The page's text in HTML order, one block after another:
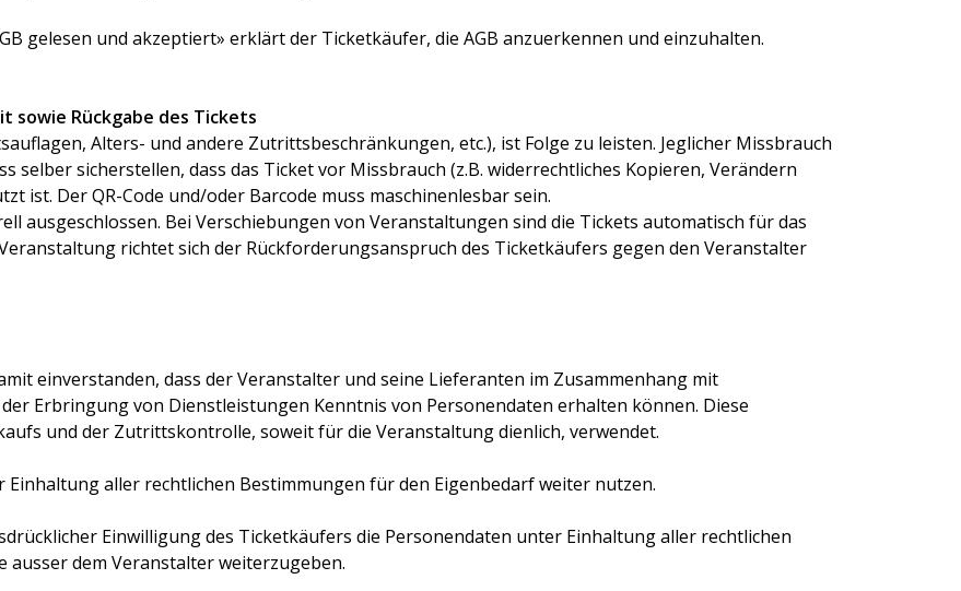
gelesen und akzeptiert» erklärt der Ticketkäufer, die AGB anzuerkennen und einzuhalten.
Rückgabe des Tickets
Alters- und andere Zutrittsbeschränkungen, etc.), ist Folge zu leisten. Jeglicher Missbrauch
selber sicherstellen, dass das Ticket vor Missbrauch (z.B. widerrechtliches Kopieren, Verändern
ist. Der QR-Code und/oder Barcode muss maschinenlesbar sein.
ausgeschlossen. Bei Verschiebungen von Veranstaltungen sind die Tickets automatisch für das
richtet sich der Rückforderungsanspruch des Ticketkäufers gegen den Veranstalter
einverstanden, dass der Veranstalter und seine Lieferanten im Zusammenhang mit
Erbringung von Dienstleistungen Kenntnis von Personendaten erhalten können. Diese
und der Zutrittskontrolle, soweit für die Veranstaltung dienlich, verwendet.
aller rechtlichen Bestimmungen für den Eigenbedarf weiter nutzen.
Einwilligung des Ticketkäufers die Personendaten unter Einhaltung aller rechtlichen
dem Veranstalter weiterzugeben.